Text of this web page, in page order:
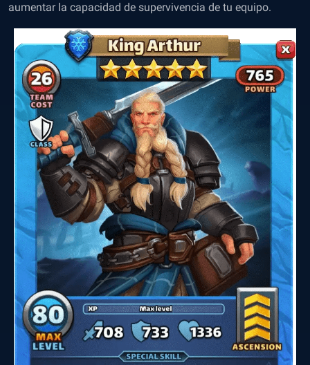
aumentar la capacidad de supervivencia de tu equipo.